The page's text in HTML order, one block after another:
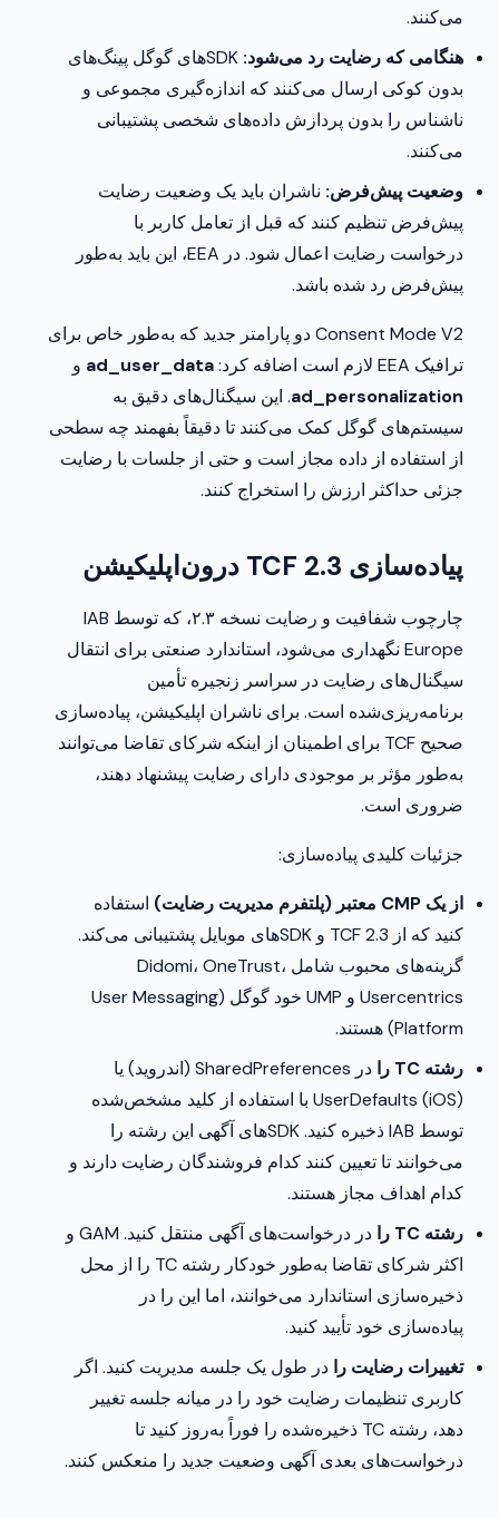
می‌کنند.
هنگامی که رضایت رد می‌شود:
SDK‌های گوگل پینگ‌های
بدون کوکی ارسال می‌کنند که اندازه‌گیری مجموعی و
ناشناس را بدون پردازش داده‌های شخصی پشتیبانی
می‌کنند.
وضعیت پیش‌فرض: ناشران باید یک وضعیت رضایت
پیش‌فرض تنظیم کنند که قبل از تعامل کاربر با
درخواست رضایت اعمال شود. در EEA، این باید به‌طور
پیش‌فرض رد شده باشد.
Consent Mode V2 دو پارامتر جدید که به‌طور خاص برای
ترافیک EEA لازم است اضافه کرد:
ad_user_data و
ad_personalization. این سیگنال‌های دقیق به
سیستم‌های گوگل کمک می‌کنند تا دقیقاً بفهمند چه سطحی
از استفاده از داده مجاز است و حتی از جلسات با رضایت
جزئی حداکثر ارزش را استخراج کنند.
پیاده‌سازی TCF 2.3 درون‌اپلیکیشن
چارچوب شفافیت و رضایت نسخه ۲.۳، که توسط IAB
Europe نگهداری می‌شود، استاندارد صنعتی برای انتقال
سیگنال‌های رضایت در سراسر زنجیره تأمین
برنامه‌ریزی‌شده است. برای ناشران اپلیکیشن، پیاده‌سازی
صحیح TCF برای اطمینان از اینکه شرکای تقاضا می‌توانند
به‌طور مؤثر بر موجودی دارای رضایت پیشنهاد دهند،
ضروری است.
جزئیات کلیدی پیاده‌سازی:
از یک CMP معتبر (پلتفرم مدیریت رضایت)
استفاده
کنید که از TCF 2.3 و SDK‌های موبایل پشتیبانی می‌کند.
گزینه‌های محبوب شامل Didomi، OneTrust،
Usercentrics و UMP خود گوگل (User Messaging
Platform) هستند.
رشته TC را
در SharedPreferences (اندروید) یا
UserDefaults (iOS) با استفاده از کلید مشخص‌شده
توسط IAB ذخیره کنید. SDK‌های آگهی این رشته را
می‌خوانند تا تعیین کنند کدام فروشندگان رضایت دارند و
کدام اهداف مجاز هستند.
رشته TC را
در درخواست‌های آگهی منتقل کنید. GAM و
اکثر شرکای تقاضا به‌طور خودکار رشته TC را از محل
ذخیره‌سازی استاندارد می‌خوانند، اما این را در
پیاده‌سازی خود تأیید کنید.
تغییرات رضایت را در طول یک جلسه مدیریت کنید. اگر
کاربری تنظیمات رضایت خود را در میانه جلسه تغییر
دهد، رشته TC ذخیره‌شده را فوراً به‌روز کنید تا
درخواست‌های بعدی آگهی وضعیت جدید را منعکس کنند.